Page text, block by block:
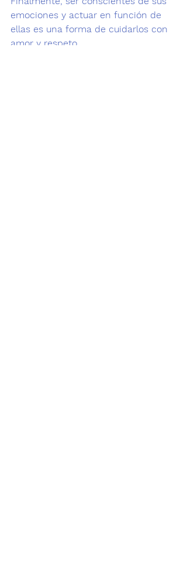
emociones y actuar en función de
ellas es una forma de cuidarlos con
amor y respeto.